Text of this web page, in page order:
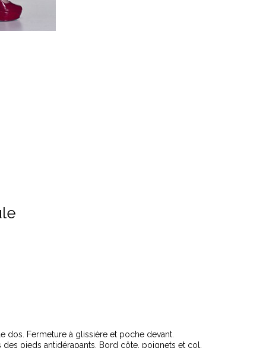
dos. Fermeture à glissière et poche devant.
pieds antidérapants. Bord côte, poignets et col.